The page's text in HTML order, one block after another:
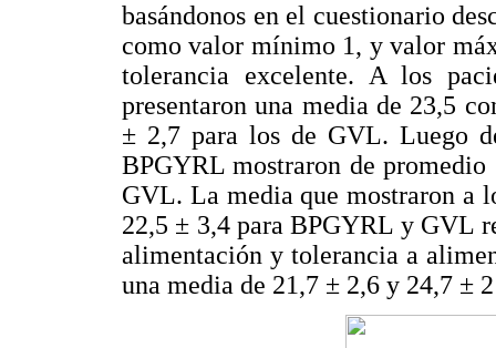
basándonos en el cuestionario
como valor mínimo 1, y valor
tolerancia excelente. A los
presentaron una media de 23,5
± 2,7 para los de GVL. Luego
BPGYRL mostraron de
GVL. La media que mostraron a
22,5 ± 3,4 para BPGYRL y GVL
alimentación y tolerancia a
una media de 21,7 ± 2,6 y 24,7 ±